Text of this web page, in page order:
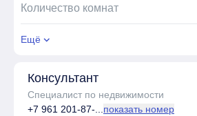
Количество комнат
Ещё
Консультант
Специалист по недвижимости
+7 961 201-87-... показать номер